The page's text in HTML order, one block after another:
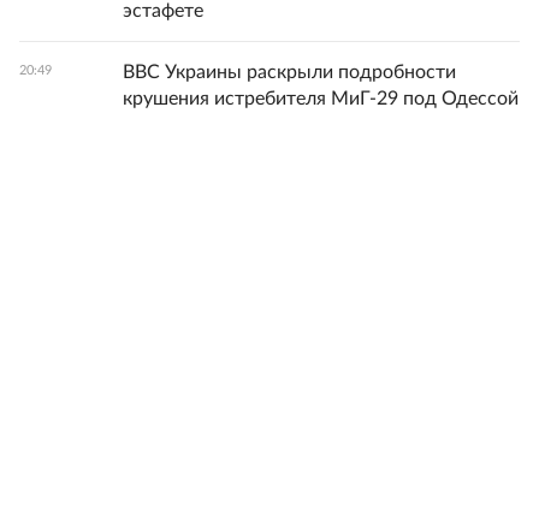
эстафете
20:49
ВВС Украины раскрыли подробности
крушения истребителя МиГ-29 под Одессой